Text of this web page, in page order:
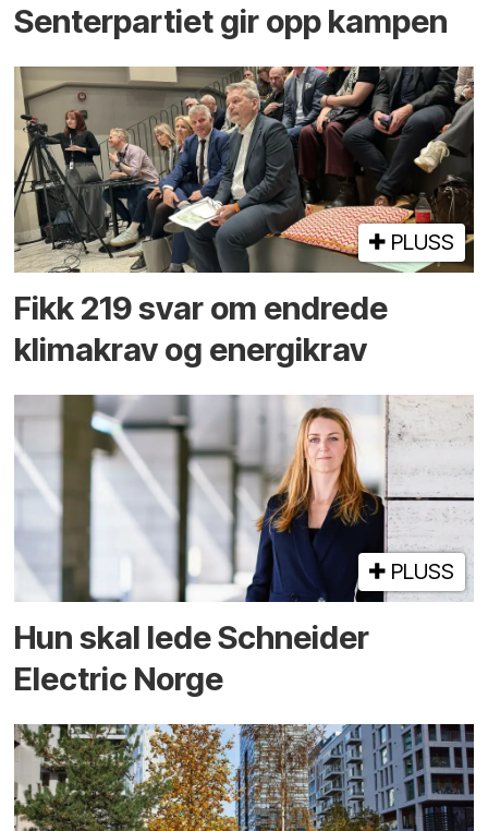
Senterpartiet gir opp kampen
PLUSS
Fikk 219 svar om endrede
klimakrav og energikrav
PLUSS
Hun skal lede Schneider
Electric Norge